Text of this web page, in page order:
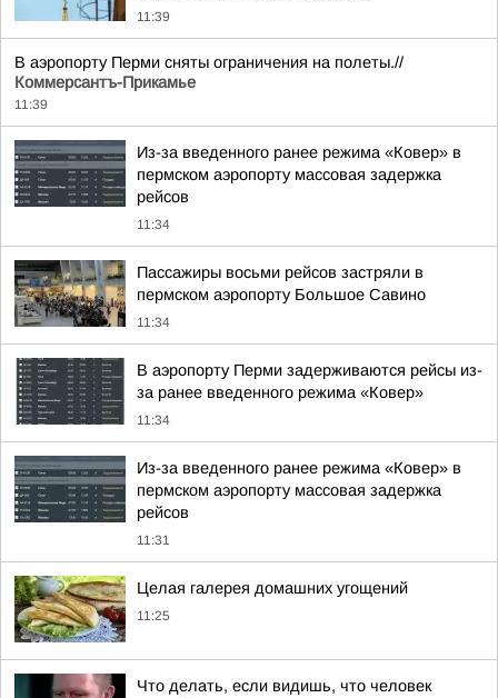
11:39
В аэропорту Перми сняты ограничения на полеты.//
Коммерсантъ-Прикамье
11:39
Из-за введенного ранее режима «Ковер» в
пермском аэропорту массовая задержка
рейсов
11:34
Пассажиры восьми рейсов застряли в
пермском аэропорту Большое Савино
11:34
В аэропорту Перми задерживаются рейсы из-
за ранее введенного режима «Ковер»
11:34
Из-за введенного ранее режима «Ковер» в
пермском аэропорту массовая задержка
рейсов
11:31
Целая галерея домашних угощений
11:25
Что делать, если видишь, что человек